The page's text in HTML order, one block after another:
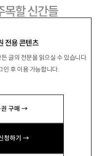
전용 콘텐츠
든 글의 전문을 읽으실 수 있습니다.
인 후 이용 가능합니다.
권 구매 →
청하기 →
목할 신간들
시의 주체에 덧붙여」